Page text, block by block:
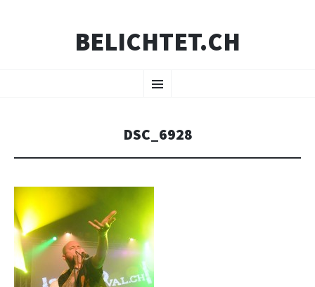
BELICHTET.CH
Menü
INHALT
DSC_6928